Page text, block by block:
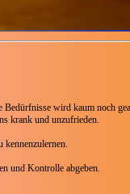
wird kaum noch
krank und unzufrieden.
kennenzulernen.
und Kontrolle abgeben.